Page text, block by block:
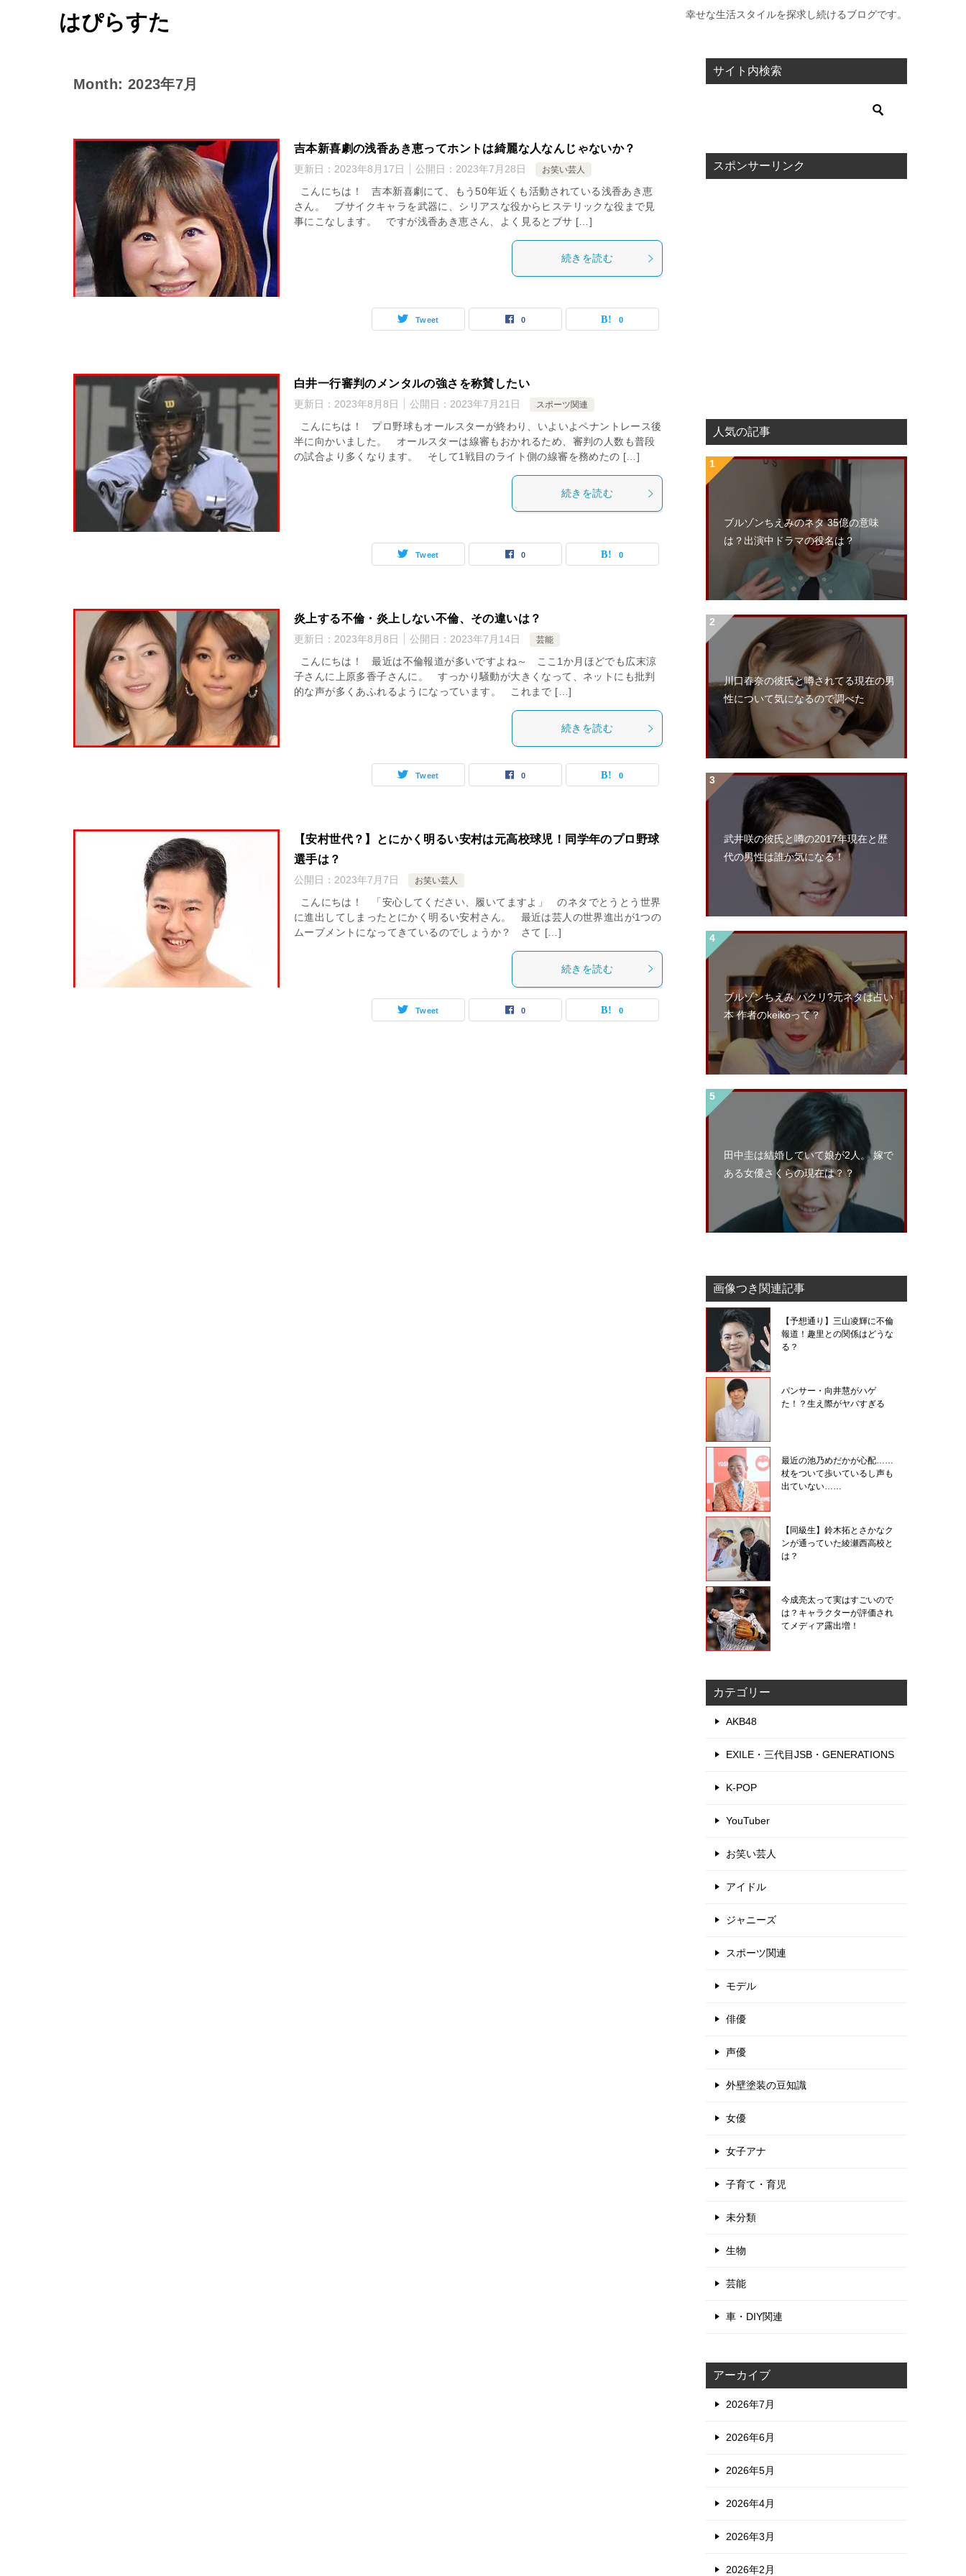
はぴらすた 幸せな生活スタイルを探求し続けるブログです。
Month: 2023年7月
吉本新喜劇の浅香あき恵ってホントは綺麗な人なんじゃないか？
更新日： 2023年8月17日 公開日： 2023年7月28日 お笑い芸人
こんにちは！ 吉本新喜劇にて、もう50年近くも活動されている浅香あき恵
さん。 ブサイクキャラを武器に、シリアスな役からヒステリックな役まで見
事にこなします。 ですが浅香あき恵さん、よく見るとブサ […]
続きを読む
Tweet 0 0
白井一行審判のメンタルの強さを称賛したい
更新日： 2023年8月8日 公開日： 2023年7月21日 スポーツ関連
こんにちは！ プロ野球もオールスターが終わり、いよいよペナントレース後
半に向かいました。 オールスターは線審もおかれるため、審判の人数も普段
の試合より多くなります。 そして1戦目のライト側の線審を務めたの […]
続きを読む
Tweet 0 0
炎上する不倫・炎上しない不倫、その違いは？
更新日： 2023年8月8日 公開日： 2023年7月14日 芸能
こんにちは！ 最近は不倫報道が多いですよね～ ここ1か月ほどでも広末涼
子さんに上原多香子さんに。 すっかり騒動が大きくなって、ネットにも批判
的な声が多くあふれるようになっています。 これまで […]
続きを読む
Tweet 0 0
【安村世代？】とにかく明るい安村は元高校球児！同学年のプロ野球
選手は？
公開日： 2023年7月7日 お笑い芸人
こんにちは！ 「安心してください、履いてますよ」 のネタでとうとう世界
に進出してしまったとにかく明るい安村さん。 最近は芸人の世界進出が1つの
ムーブメントになってきているのでしょうか？ さて […]
続きを読む
Tweet 0 0
サイト内検索
スポンサーリンク
人気の記事
ブルゾンちえみのネタ 35億の意味
は？出演中ドラマの役名は？
川口春奈の彼氏と噂されてる現在の男
性について気になるので調べた
武井咲の彼氏と噂の2017年現在と歴
代の男性は誰か気になる！
ブルゾンちえみ パクリ?元ネタは占い
本 作者のkeikoって？
田中圭は結婚していて娘が2人。 嫁で
ある女優さくらの現在は？？
画像つき関連記事
【予想通り】三山凌輝に不倫
報道！趣里との関係はどうな
る？
パンサー・向井慧がハゲ
た！？生え際がヤバすぎる
最近の池乃めだかが心配……
杖をついて歩いているし声も
出ていない……
【同級生】鈴木拓とさかなク
ンが通っていた綾瀬西高校と
は？
今成亮太って実はすごいので
は？キャラクターが評価され
てメディア露出増！
カテゴリー
AKB48
EXILE・三代目JSB・GENERATIONS
K-POP
YouTuber
お笑い芸人
アイドル
ジャニーズ
スポーツ関連
モデル
俳優
声優
外壁塗装の豆知識
女優
女子アナ
子育て・育児
未分類
生物
芸能
車・DIY関連
アーカイブ
2026年7月
2026年6月
2026年5月
2026年4月
2026年3月
2026年2月